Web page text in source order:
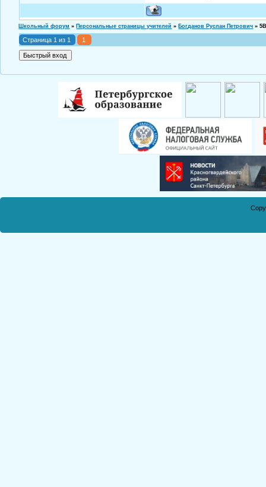
Школьный форум » Персональные страницы учителей » Богданов Руслан Петрович »
Страница 1 из 1 1